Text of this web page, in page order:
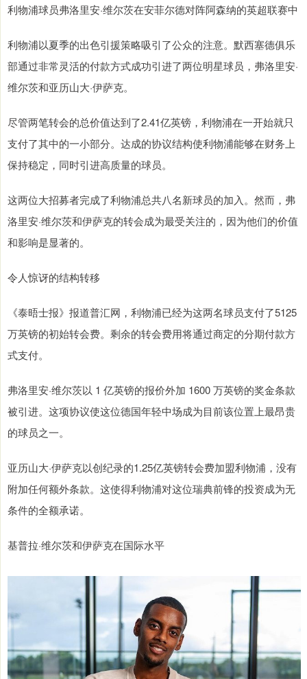
利物浦球员弗洛里安·维尔茨在安菲尔德对阵阿森纳的英超联赛中
利物浦以夏季的出色引援策略吸引了公众的注意。默西塞德俱乐
部通过非常灵活的付款方式成功引进了两位明星球员，弗洛里安·
维尔茨和亚历山大·伊萨克。
尽管两笔转会的总价值达到了2.41亿英镑，利物浦在一开始就只
支付了其中的一小部分。达成的协议结构使利物浦能够在财务上
保持稳定，同时引进高质量的球员。
这两位大招募者完成了利物浦总共八名新球员的加入。然而，弗
洛里安·维尔茨和伊萨克的转会成为最受关注的，因为他们的价值
和影响是显著的。
令人惊讶的结构转移
《泰晤士报》报道普汇网，利物浦已经为这两名球员支付了5125
万英镑的初始转会费。剩余的转会费用将通过商定的分期付款方
式支付。
弗洛里安·维尔茨以 1 亿英镑的报价外加 1600 万英镑的奖金条款
被引进。这项协议使这位德国年轻中场成为目前该位置上最昂贵
的球员之一。
亚历山大·伊萨克以创纪录的1.25亿英镑转会费加盟利物浦，没有
附加任何额外条款。这使得利物浦对这位瑞典前锋的投资成为无
条件的全额承诺。
基普拉·维尔茨和伊萨克在国际水平